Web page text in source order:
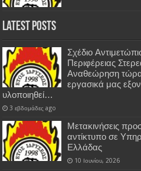
Latest Posts
Σχέδιο
Περιφέρειας
Αναθεώρηση
εργασικά μας
υλοποιηθεί…
3 εβδομάδες ago
Μετακινήσεις
αντίκτυπο σε
Ελλάδας
10 Ιουνίου, 2026